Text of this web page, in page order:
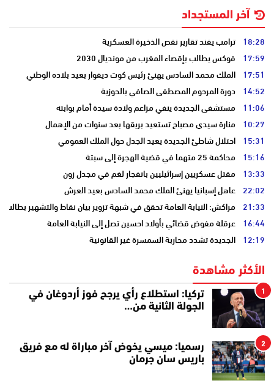
آخر المستجداد
18:28 ترامب يفند تقارير نقص الذخيرة العسكرية
17:59 فوكس يطالب بإقصاء المغرب من مونديال 2030
17:51 الملك محمد السادس يهنئ رئيس كوت ديفوار بعيد بلاده الوطني
14:52 دورة المرحوم المصطفى الصافي بالحوزية
11:06 مستشفى الجديدة ينفي مزاعم ولادة سيدة أمام بوابته
10:27 منارة سيدي مصباح تستعيد بريقها بعد سنوات من الإهمال
15:31 احتلال شاطئ الجديدة يعيد الجدل حول الملك العمومي
15:16 محاكمة 25 متهما في قضية الهجرة إلى سبتة
13:33 مقتل عسكريين إسرائيليين بانفجار لغم في مجدل زون
22:02 عاهل إسبانيا يهنئ الملك محمد السادس بعيد العرش
21:33 مراكش: النيابة العامة تحقق في شبهة تزوير بيان نقاط والتشهير بطالب
16:44 عرقلة مفوض قضائي بأولاد احسين تصل إلى النيابة العامة
12:19 الجديدة تشدد محاربة السمسرة غير القانونية
الأكثر مشاهدة
1
تركيا: استطلاع رأي يرجح فوز أردوغان في
الجولة الثانية من…
2
رسميا: ميسي يخوض آخر مباراة له مع فريق
باريس سان جرمان